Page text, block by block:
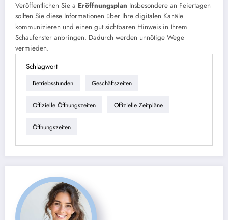
Veröffentlichen Sie a Eröffnungsplan Insbesondere an Feiertagen
sollten Sie diese Informationen über Ihre digitalen Kanäle
kommunizieren und einen gut sichtbaren Hinweis in Ihrem
Schaufenster anbringen. Dadurch werden unnötige Wege
vermieden.
Schlagwort
Betriebsstunden Geschäftszeiten
Offizielle Öffnungszeiten Offizielle Zeitpläne
Öffnungszeiten